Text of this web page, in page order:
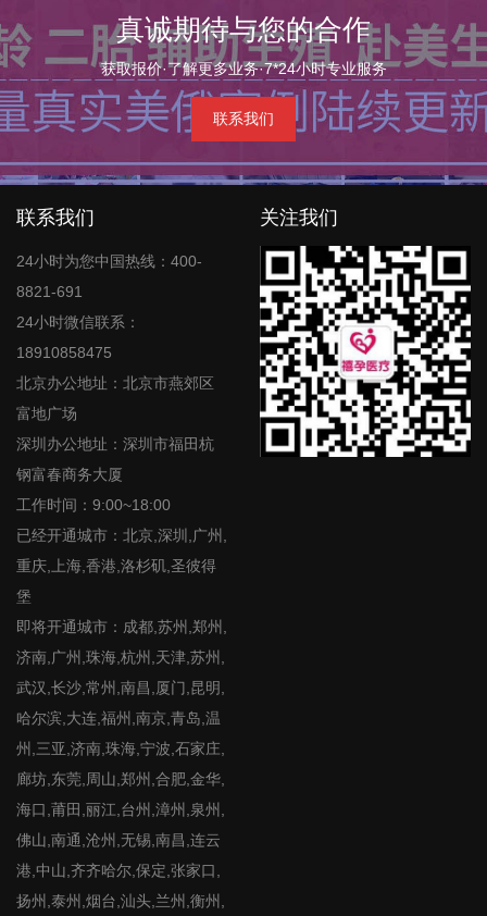
真诚期待与您的合作
获取报价·了解更多业务·7*24小时专业服务
联系我们
联系我们
24小时为您中国热线：400-
8821-691
24小时微信联系：
18910858475
北京办公地址：北京市燕郊区
富地广场
深圳办公地址：深圳市福田杭
钢富春商务大厦
工作时间：9:00~18:00
已经开通城市：北京,深圳,广州,
重庆,上海,香港,洛杉矶,圣彼得
堡
即将开通城市：成都,苏州,郑州,
济南,广州,珠海,杭州,天津,苏州,
武汉,长沙,常州,南昌,厦门,昆明,
哈尔滨,大连,福州,南京,青岛,温
州,三亚,济南,珠海,宁波,石家庄,
廊坊,东莞,周山,郑州,合肥,金华,
海口,莆田,丽江,台州,漳州,泉州,
佛山,南通,沧州,无锡,南昌,连云
港,中山,齐齐哈尔,保定,张家口,
扬州,泰州,烟台,汕头,兰州,衡州,
关注我们